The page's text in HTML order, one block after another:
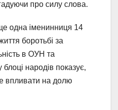
про силу слова.
одна іменинниця 14
боротьбі за
в ОУН та
народів показує,
впливати на долю